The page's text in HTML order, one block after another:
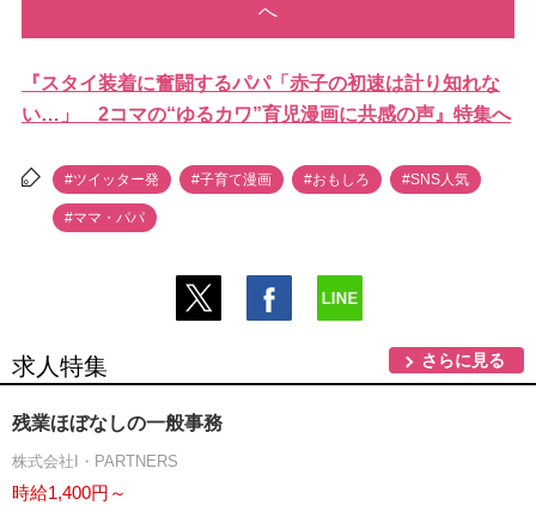
へ
『スタイ装着に奮闘するパパ「赤子の初速は計り知れな
い…」 2コマの“ゆるカワ”育児漫画に共感の声』特集へ
#ツイッター発 #子育て漫画 #おもしろ #SNS人気
#ママ・パパ
求人特集 さらに見る
残業ほぼなしの一般事務
株式会社I・PARTNERS
時給1,400円～